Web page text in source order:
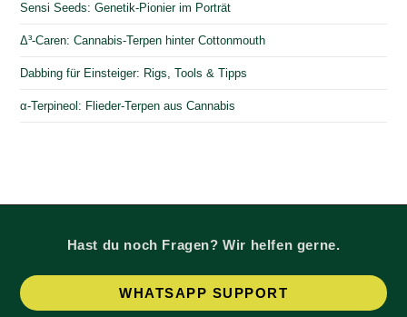
Sensi Seeds: Genetik-Pionier im Porträt
Δ³-Caren: Cannabis-Terpen hinter Cottonmouth
Dabbing für Einsteiger: Rigs, Tools & Tipps
α-Terpineol: Flieder-Terpen aus Cannabis
Hast du noch Fragen? Wir helfen gerne.
WHATSAPP SUPPORT